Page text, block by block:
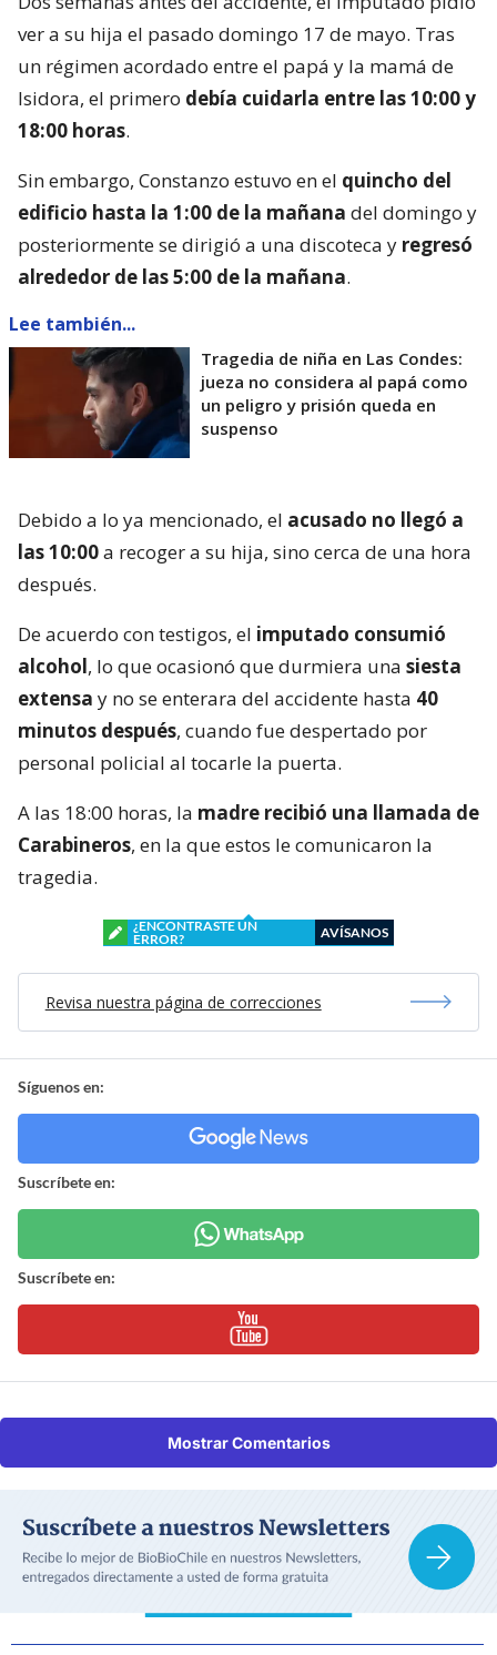
ver a su hija el pasado domingo 17 de mayo. Tras
un régimen acordado entre el papá y la mamá de
Isidora, el primero debía cuidarla entre las 10:00 y
18:00 horas.
Sin embargo, Constanzo estuvo en el quincho del
edificio hasta la 1:00 de la mañana del domingo y
posteriormente se dirigió a una discoteca y regresó
alrededor de las 5:00 de la mañana.
Lee también...
Tragedia de niña en Las Condes:
jueza no considera al papá como
un peligro y prisión queda en
suspenso
Debido a lo ya mencionado, el acusado no llegó a
las 10:00a recoger a su hija, sino cerca de una hora
después.
De acuerdo con testigos, el imputado consumió
alcohol, lo que ocasionó que durmiera una siesta
extensa y no se enterara del accidente hasta 40
minutos después, cuando fue despertado por
personal policial al tocarle la puerta.
A las 18:00 horas, la madre recibió una llamada de
Carabineros, en la que estos le comunicaron la
tragedia.
¿ENCONTRASTE UN
ERROR?
AVÍSANOS
Revisa nuestra página de correcciones
Síguenos en:
Suscríbete en:
Suscríbete en:
Mostrar Comentarios